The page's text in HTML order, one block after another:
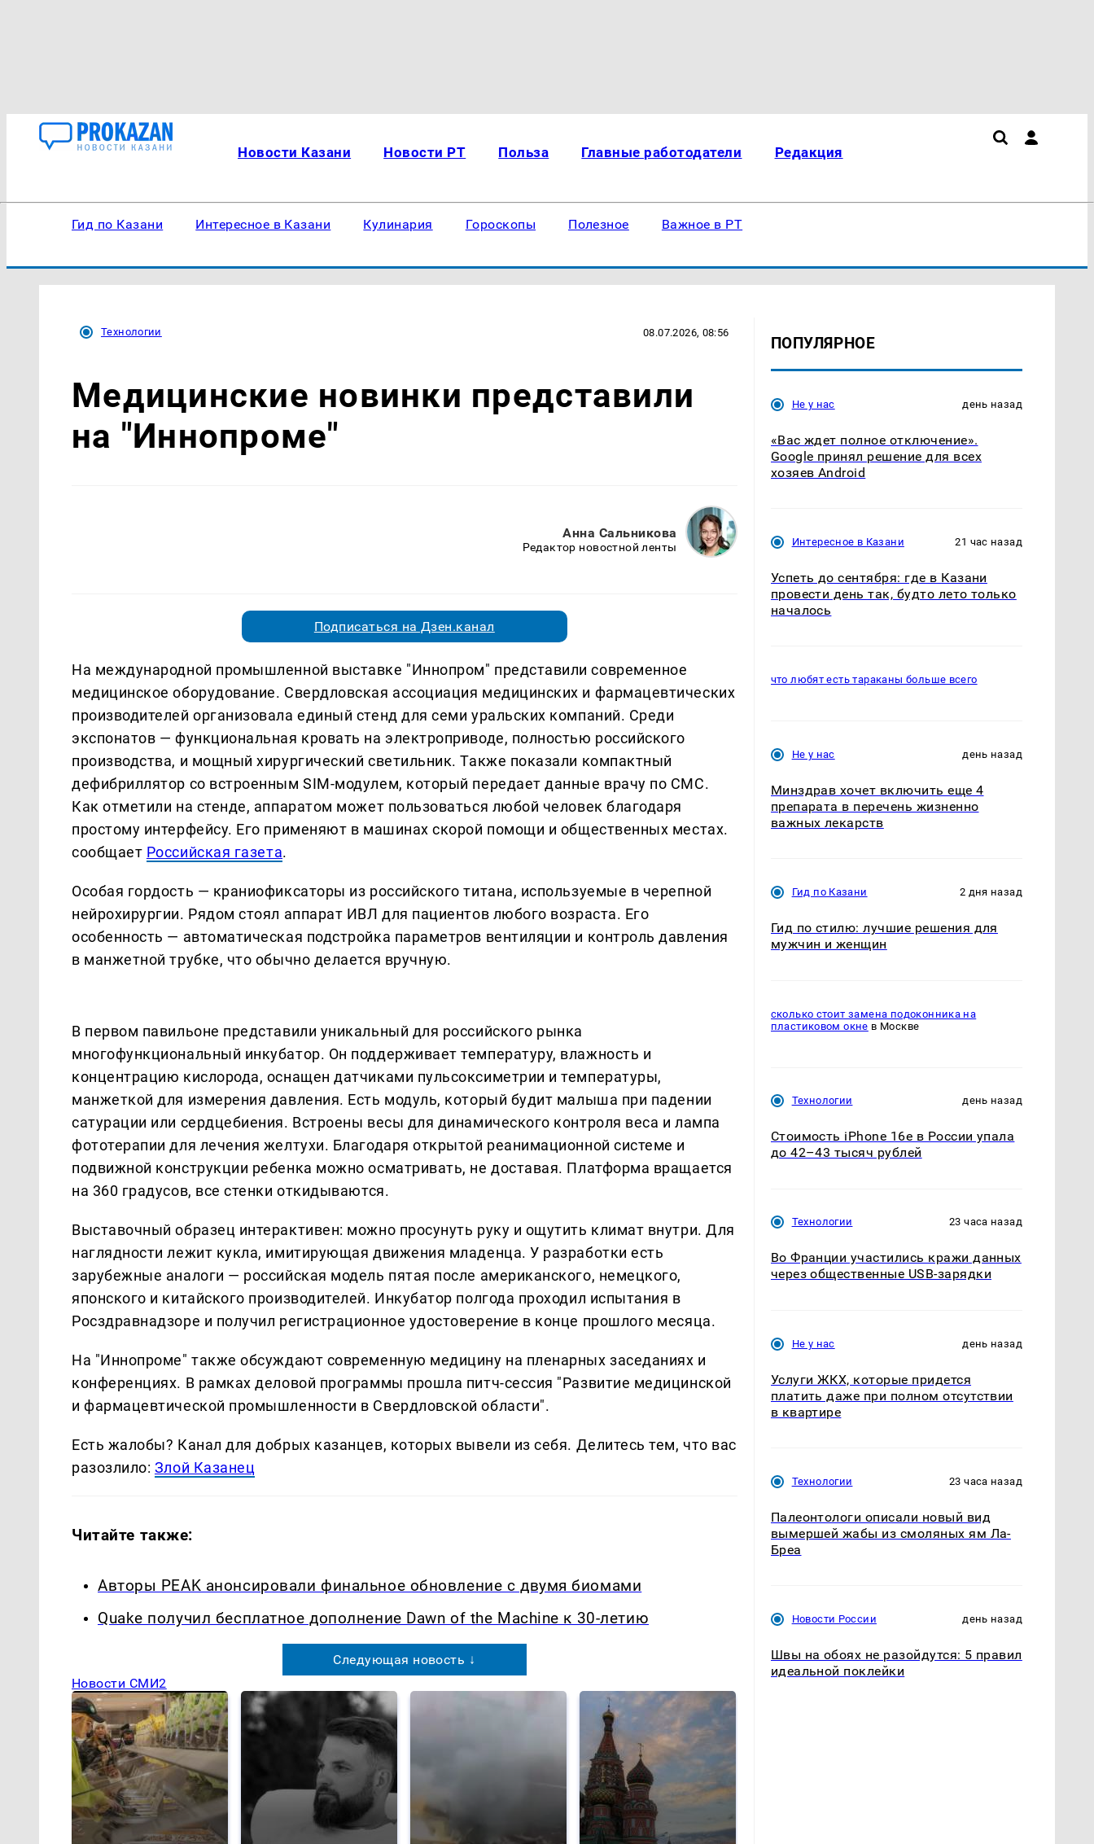
Новости Казани Новости РТ Польза Главные работодатели Редакция
Гид по Казани Интересное в Казани Кулинария Гороскопы Полезное Важное в РТ
Технологии 08.07.2026, 08:56
Медицинские новинки представили
на "Иннопроме"
Анна Сальникова
Редактор новостной ленты
Подписаться на Дзен.канал
На международной промышленной выставке "Иннопром" представили современное
медицинское оборудование. Свердловская ассоциация медицинских и фармацевтических
производителей организовала единый стенд для семи уральских компаний. Среди
экспонатов — функциональная кровать на электроприводе, полностью российского
производства, и мощный хирургический светильник. Также показали компактный
дефибриллятор со встроенным SIM-модулем, который передает данные врачу по СМС.
Как отметили на стенде, аппаратом может пользоваться любой человек благодаря
простому интерфейсу. Его применяют в машинах скорой помощи и общественных местах.
сообщает Российская газета.
Особая гордость — краниофиксаторы из российского титана, используемые в черепной
нейрохирургии. Рядом стоял аппарат ИВЛ для пациентов любого возраста. Его
особенность — автоматическая подстройка параметров вентиляции и контроль давления
в манжетной трубке, что обычно делается вручную.
В первом павильоне представили уникальный для российского рынка
многофункциональный инкубатор. Он поддерживает температуру, влажность и
концентрацию кислорода, оснащен датчиками пульсоксиметрии и температуры,
манжеткой для измерения давления. Есть модуль, который будит малыша при падении
сатурации или сердцебиения. Встроены весы для динамического контроля веса и лампа
фототерапии для лечения желтухи. Благодаря открытой реанимационной системе и
подвижной конструкции ребенка можно осматривать, не доставая. Платформа вращается
на 360 градусов, все стенки откидываются.
Выставочный образец интерактивен: можно просунуть руку и ощутить климат внутри. Для
наглядности лежит кукла, имитирующая движения младенца. У разработки есть
зарубежные аналоги — российская модель пятая после американского, немецкого,
японского и китайского производителей. Инкубатор полгода проходил испытания в
Росздравнадзоре и получил регистрационное удостоверение в конце прошлого месяца.
На "Иннопроме" также обсуждают современную медицину на пленарных заседаниях и
конференциях. В рамках деловой программы прошла питч-сессия "Развитие медицинской
и фармацевтической промышленности в Свердловской области".
Есть жалобы? Канал для добрых казанцев, которых вывели из себя. Делитеcь тем, что вас
разозлило: Злой Казанец
Читайте также:
Авторы PEAK анонсировали финальное обновление с двумя биомами
Quake получил бесплатное дополнение Dawn of the Machine к 30-летию
Следующая новость ↓
Новости СМИ2
ПОПУЛЯРНОЕ
Не у нас день назад
«Вас ждет полное отключение».
Google принял решение для всех
хозяев Android
Интересное в Казани 21 час назад
Успеть до сентября: где в Казани
провести день так, будто лето только
началось
что любят есть тараканы больше всего
Не у нас день назад
Минздрав хочет включить еще 4
препарата в перечень жизненно
важных лекарств
Гид по Казани 2 дня назад
Гид по стилю: лучшие решения для
мужчин и женщин
сколько стоит замена подоконника на
пластиковом окне в Москве
Технологии день назад
Стоимость iPhone 16e в России упала
до 42–43 тысяч рублей
Технологии 23 часа назад
Во Франции участились кражи данных
через общественные USB-зарядки
Не у нас день назад
Услуги ЖКХ, которые придется
платить даже при полном отсутствии
в квартире
Технологии 23 часа назад
Палеонтологи описали новый вид
вымершей жабы из смоляных ям Ла-
Бреа
Новости России день назад
Швы на обоях не разойдутся: 5 правил
идеальной поклейки